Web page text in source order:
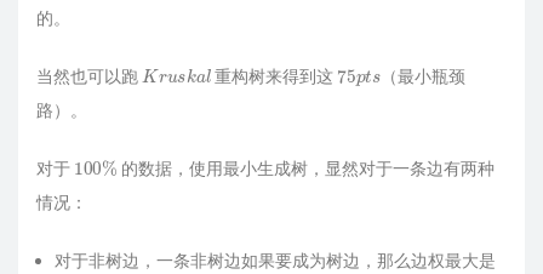
        res =
merge(res, g[b][i], k);
return res;
    n =
read (), m = read (), q = read();
的。
当然也可以跑 Kr a 重构树来得到这 75 t
（最小瓶颈
路）。
对于 100% 的数据，使用最小生成树，显然对于一条边有两种
情况：
对于非树边，一条非树边如果要成为树边，那么边权最大是